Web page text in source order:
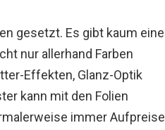
gesetzt. Es gibt kaum eine
nur allerhand Farben
Effekten, Glanz-Optik
kann mit den Folien
immer Aufpreise